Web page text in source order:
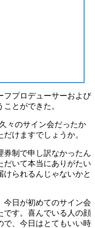
フプロデューサーおよび
とができた。
々のサイン会だったか
だけますでしょうか。
券制で申し訳なかったん
だいて本当にありがたい
けられるんじゃないかと
今日が初めてのサイン会
です。喜んでいる人の顔
で、今日はとてもいい時